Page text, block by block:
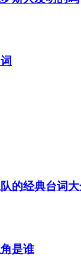
的经典台词
是谁